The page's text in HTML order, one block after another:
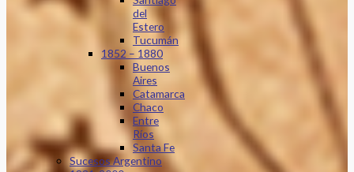
del
Estero
Tucumán
1852 – 1880
Buenos
Aires
Catamarca
Chaco
Entre
Ríos
Santa Fe
Sucesos Argentino